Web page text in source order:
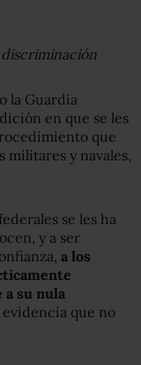
la Guardia
en que se les
que
militares y navales,
se les ha
y a ser
a los
a su nula
evidencia que no